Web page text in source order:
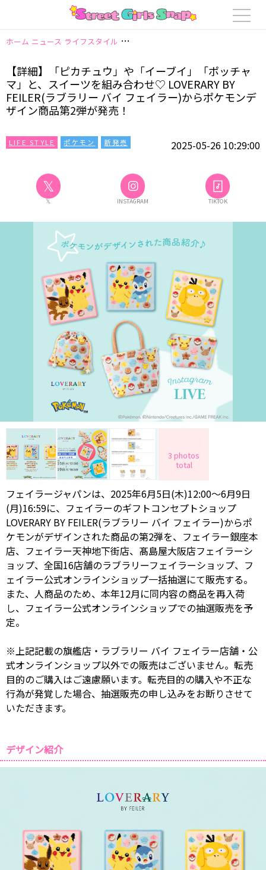
ホーム ニュース ライフスタイル 【詳細】「ピカチュウ」や「イーブイ」
【詳細】「ピカチュウ」や「イーブイ」「ポッチャ
マ」と、スイーツを組み合わせ♡ LOVERARY BY
FEILER(ラブラリー バイ フェイラー)からポケモンデ
ザイン商品第2弾が発売！
LIFE STYLE ポケモン 新発売 2025-05-26 10:29:00
𝕏
𝕏 INSTAGRAM TIKTOK
3 photos
total
フェイラージャパンは、2025年6月5日(木)12:00～6月9日
(月)16:59に、フェイラーのギフトコンセプトショップ
LOVERARY BY FEILER(ラブラリー バイ フェイラー)からポ
ケモンがデザインされた商品の第2弾を、フェイラー銀座本
店、フェイラー天神地下街店、髙島屋大阪店フェイラーシ
ョップ、全国16店舗のラブラリーフェイラーショップ、フ
ェイラー公式オンラインショップ一括抽選にて販売する。
また、人商品のため、本年12月に同内容の商品を再入荷
し、フェイラー公式オンラインショップでの抽選販売を予
定。
※上記記載の旗艦店・ラブラリー バイ フェイラー店舗・公
式オンラインショップ以外での販売はございません。転売
目的のご購入はご遠慮願います。転売目的の購入や不正な
行為が発覚した場合、抽選販売の申し込みをお断りさせて
いただきます。
デザイン紹介